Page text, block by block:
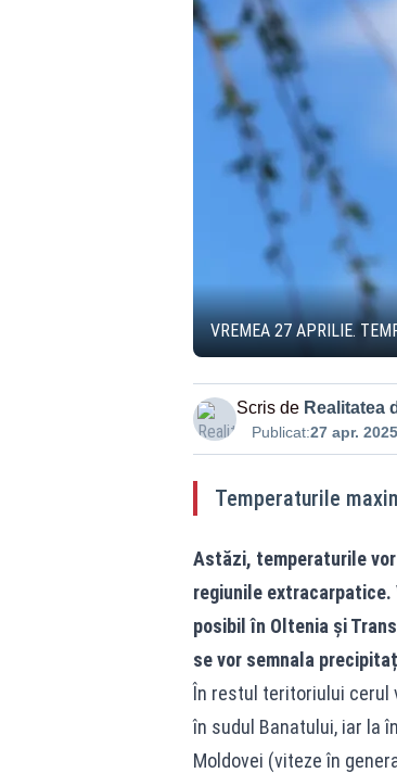
VREMEA 27 APRILIE.
Scris de Realitatea
Publicat:27 apr.
Temperaturile
Astăzi, temperaturile
regiunile extracarpatice.
posibil în Oltenia și
se vor semnala
În restul teritoriului cerul
în sudul Banatului, iar la
Moldovei (viteze în